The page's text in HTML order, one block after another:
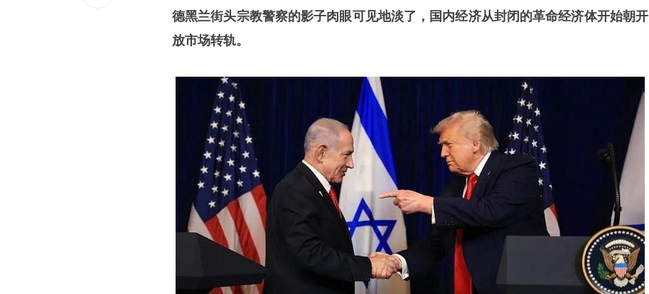
德黑兰街头宗教警察的影子肉眼可见地淡了，国内经济从封闭的革命经济体开始朝开
放市场转轨。